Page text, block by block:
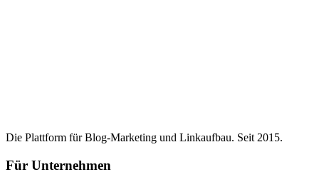
Die Plattform für Blog-Marketing und Linkaufbau. Seit 2015.
Für Unternehmen